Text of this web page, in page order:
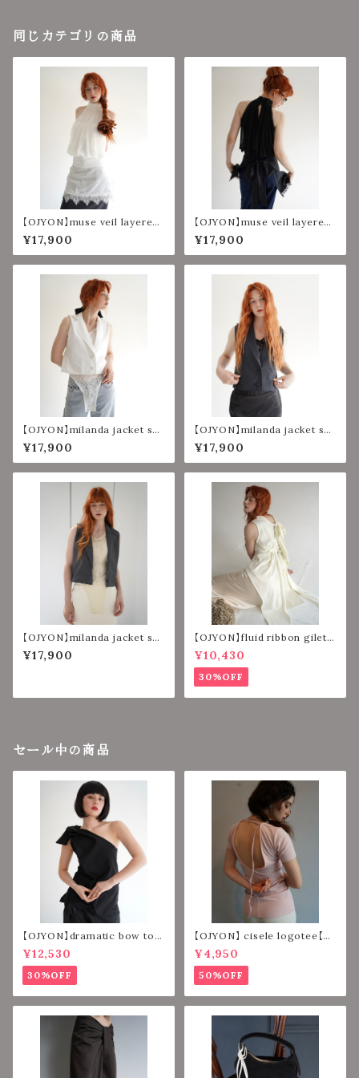
同じカテゴリの商品
【OJYON】muse veil layered
top 【WHITE】
¥17,900
【OJYON】muse veil layered
top 【BLACK】
¥17,900
【OJYON】milanda jacket set
【WHITE】
¥17,900
【OJYON】milanda jacket set
【BLACK】
¥17,900
【OJYON】milanda jacket set
【CHACORL】
¥17,900
【OJYON】fluid ribbon gilet
【IVORY】
¥10,430
30%OFF
セール中の商品
【OJYON】dramatic bow top
【BLACK】
¥12,530
30%OFF
【OJYON】 cisele logotee【PI
NK】
¥4,950
50%OFF